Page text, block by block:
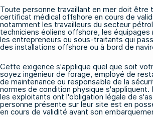
Toute personne travaillant en mer doit être
certificat médical offshore en cours de
notamment les travailleurs du secteur
techniciens éoliens offshore, les équipages
les entrepreneurs ou sous-traitants qui
des installations offshore ou à bord de
Cette exigence s'applique quel que soit
soyez ingénieur de forage, employé de
de maintenance ou responsable de la
normes de condition physique
les exploitants ont l'obligation légale de
personne présente sur leur site est en
en cours de validité avant son